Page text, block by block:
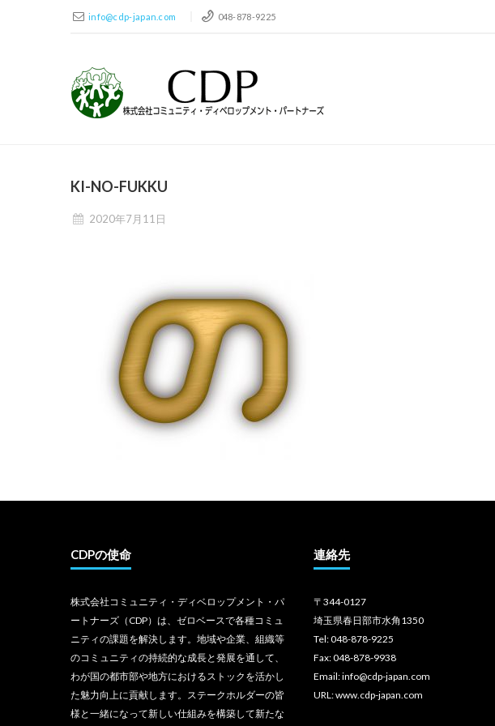
info@cdp-japan.com 048-878-9225
KI-NO-FUKKU
2020年7月11日
CDPの使命
株式会社コミュニティ・ディベロップメント・パ
ートナーズ（CDP）は、ゼロベースで各種コミュ
ニティの課題を解決します。地域や企業、組織等
のコミュニティの持続的な成長と発展を通して、
わが国の都市部や地方におけるストックを活かし
た魅力向上に貢献します。ステークホルダーの皆
様と一緒になって新しい仕組みを構築して新たな
連絡先
〒344-0127
埼玉県春日部市水角1350
Tel: 048-878-9225
Fax: 048-878-9938
Email: info@cdp-japan.com
URL: www.cdp-japan.com